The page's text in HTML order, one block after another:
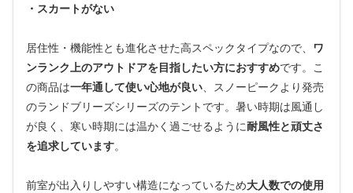
・スカートがない
居住性・機能性とも進化させた高スペックタイプなので、
ワ
ンランク上のアウトドアを目指したい方におすすめです。こ
の商品は一年通して使い心地が良い、スノーピークより発売
のランドブリーズシリーズのテントです。暑い時期は風通し
が良く、寒い時期には温かく過ごせるように耐風性と頑丈さ
を追求しています。
前室が出入りしやすい構造になっているため大人数での使用